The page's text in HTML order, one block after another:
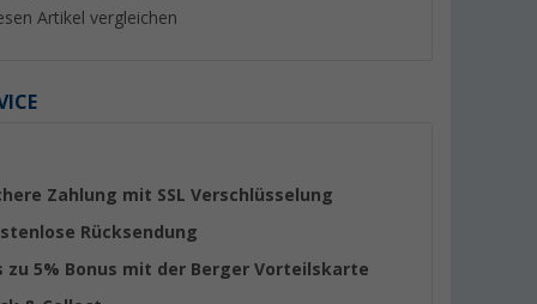
Artikel vergleichen
Zahlung mit SSL Verschlüsselung
Rücksendung
zu 5% Bonus mit der Berger Vorteilskarte
49, 99€